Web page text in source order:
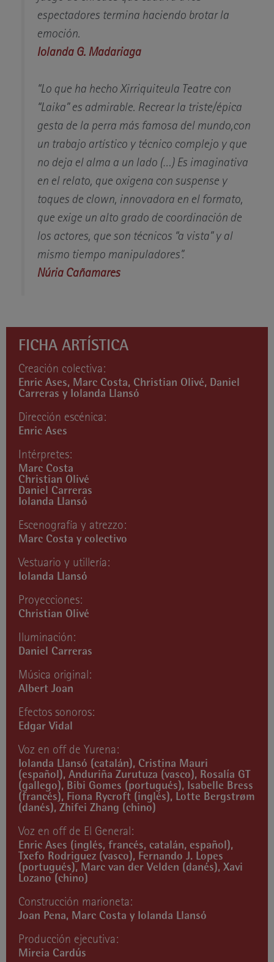
FICHA ARTÍSTICA
Creación colectiva:
Enric Ases, Marc Costa, Christian Olivé, Daniel
Carreras y Iolanda Llansó
Dirección escénica:
Enric Ases
Intérpretes:
Marc Costa
Christian Olivé
Daniel Carreras
Iolanda Llansó
Escenografía y atrezzo:
Marc Costa y colectivo
Vestuario y utillería:
Iolanda Llansó
Proyecciones:
Christian Olivé
Iluminación:
Daniel Carreras
Música original:
Albert Joan
Efectos sonoros:
Edgar Vidal
Voz en off de Yurena:
Iolanda Llansó (catalán), Cristina Mauri
(español), Anduriña Zurutuza (vasco), Rosalía GT
(gallego), Bibi Gomes (portugués), Isabelle Bress
(francés), Fiona Rycroft (inglés), Lotte Bergstrøm
(danés), Zhifei Zhang (chino)
Voz en off de El General:
Enric Ases (inglés, francés, catalán, español),
Txefo Rodriguez (vasco), Fernando J. Lopes
(portugués), Marc van der Velden (danés), Xavi
Lozano (chino)
Construcción marioneta:
Joan Pena, Marc Costa y Iolanda Llansó
Producción ejecutiva:
Mireia Cardús
espectadores termina haciendo brotar la
emoción.
Iolanda G. Madariaga
“Lo que ha hecho Xirriquiteula Teatre con
“Laika” es admirable. Recrear la triste/épica
gesta de la perra más famosa del mundo,con
un trabajo artístico y técnico complejo y que
no deja el alma a un lado (…) Es imaginativa
en el relato, que oxigena con suspense y
toques de clown, innovadora en el formato,
que exige un alto grado de coordinación de
los actores, que son técnicos “a vista” y al
mismo tiempo manipuladores”.
Núria Cañamares